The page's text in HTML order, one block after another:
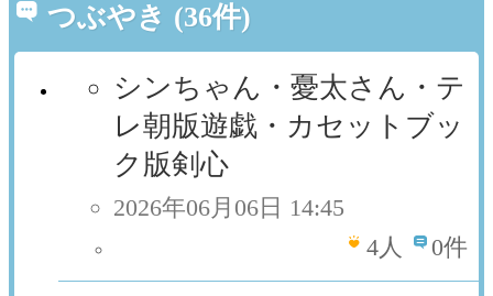
つぶやき (36件)
シンちゃん・憂太さん・テ
レ朝版遊戯・カセットブッ
ク版剣心
2026年06月06日 14:45
4人 0件